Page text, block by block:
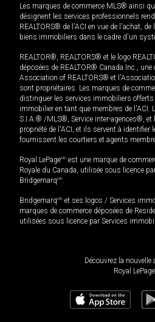
Les marques de commerce MLS® ainsi
désignent les services professionnels
REALTORS® de l'ACI en vue de l'achat, de
biens immobiliers dans le cadre d'un
REALTOR®, REALTORS® et le logo
déposées de REALTOR® Canada Inc.,
Association of REALTORS® et
sont propriétaires. Les marques de
distinguer les services immobiliers
immobilier en tant que membres de l'ACI.
S.I.A.® /MLS®, Service inter-agences®,
propriété de l'ACI, et ils servent à
fournissent les courtiers et agents
Royal LePageMD est une marque de
Royale du Canada, utilisée sous licence
BridgemarqMD.
BridgemarqMD et ses logos / Services
marques de commerce déposées de
utilisées sous licence par Services
Découvrez la nouvelle
Royal LePage